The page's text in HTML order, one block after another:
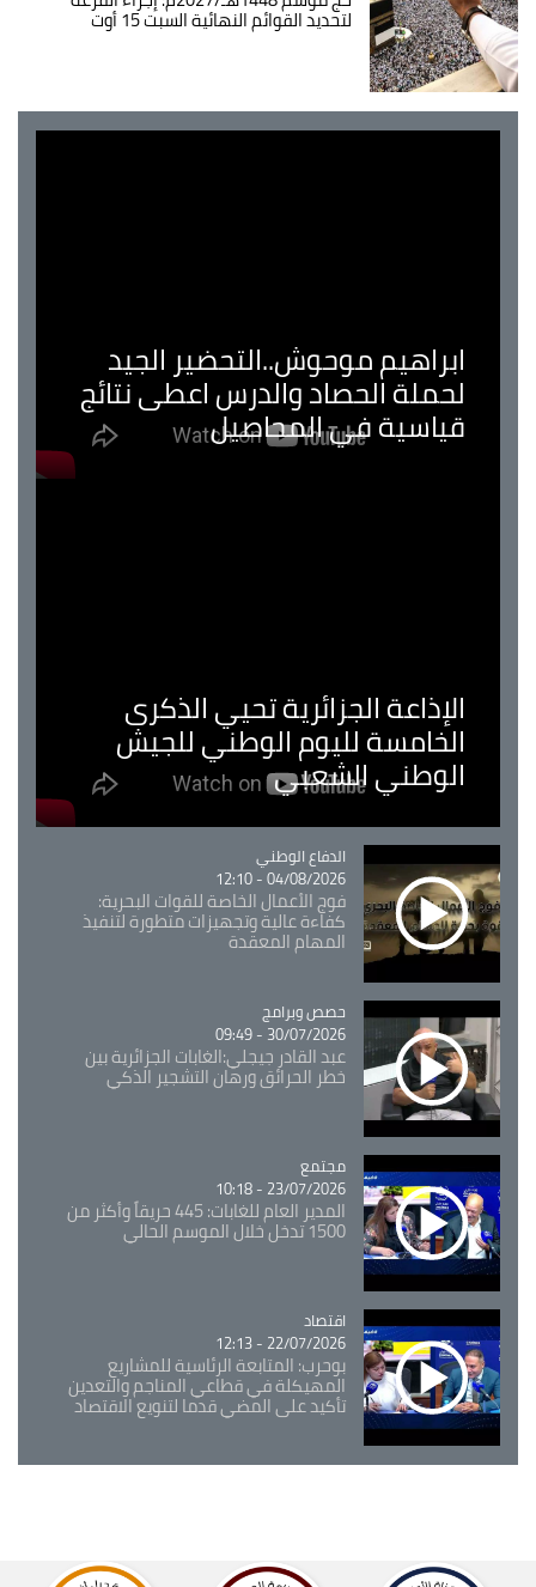
لتحديد القوائم النهائية السبت 15 أوت
ابراهيم موحوش..التحضير الجيد
لحملة الحصاد والدرس اعطى نتائج
قياسية في المحاصيل
الإذاعة الجزائرية تحيي الذكرى
الخامسة لليوم الوطني للجيش
الوطني الشعبي
Catégorie
الدفاع الوطني
04/08/2026 - 12:10
فوج الأعمال الخاصة للقوات البحرية:
كفاءة عالية وتجهيزات متطورة لتنفيذ
المهام المعقدة
Catégorie
حصص وبرامج
30/07/2026 - 09:49
عبد القادر جيجلي:الغابات الجزائرية بين
خطر الحرائق ورهان التشجير الذكي
Catégorie
مجتمع
23/07/2026 - 10:18
المدير العام للغابات: 445 حريقاً وأكثر من
1500 تدخل خلال الموسم الحالي
Catégorie
اقتصاد
22/07/2026 - 12:13
بوحرب: المتابعة الرئاسية للمشاريع
المهيكلة في قطاعي المناجم والتعدين
تأكيد على المضي قدما لتنويع الاقتصاد